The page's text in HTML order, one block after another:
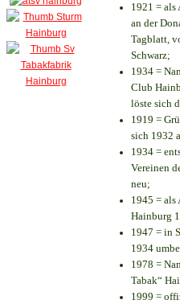
1921 = als
an der
Tagblatt,
Schwarz;
1934 =
Club
löste sich
1919 =
sich 1932
1934 =
Vereinen
neu;
1945 = als
Hainburg
1947 = in
1934
1978 =
Tabak“
1999 =